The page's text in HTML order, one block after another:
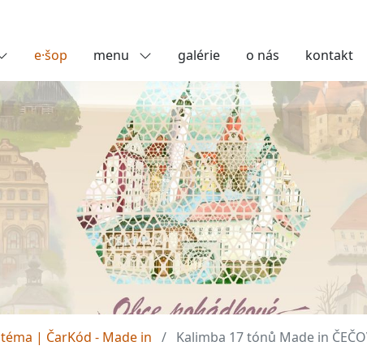
e·šop menu galérie o nás kontakt
téma | ČarKód - Made in Kalimba 17 tónů Made in